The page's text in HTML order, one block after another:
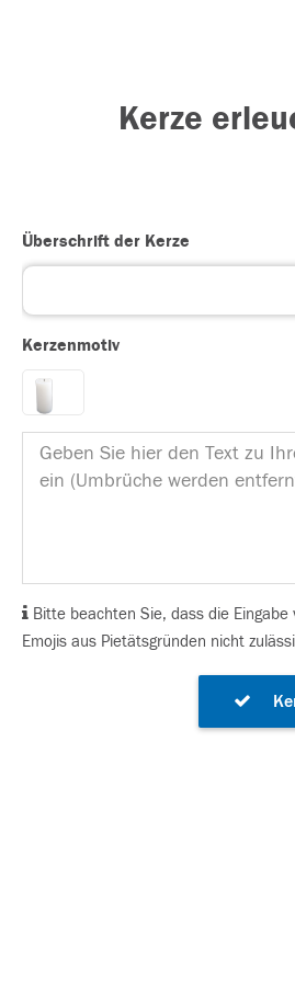
Kerze
Überschrift der Kerze
Kerzenmotiv
Bitte beachten Sie, dass die
Emojis aus Pietätsgründen nicht